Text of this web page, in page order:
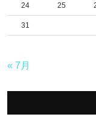
24 25
31
« 7月